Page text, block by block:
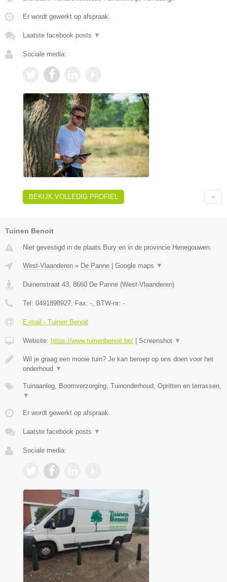
Er wordt gewerkt op afspraak.
Laatste facebook posts ▼
Sociale media:
BEKIJK VOLLEDIG PROFIEL
Tuinen Benoit
Niet gevestigd in de plaats Bury en in de provincie Henegouwen.
West-Vlaanderen » De Panne | Google maps ▼
Duinenstraat 43 8660 De Panne (West-Vlaanderen)
Tel: 0491898927 , Fax: - , BTW-nr: -
E-mail › Tuinen Benoit
Website: https://www.tuinenbenoit.be/ | Screenshot ▼
Wil je graag een mooie tuin? Je kan beroep op ons doen voor het
onderhoud ▼
Tuinaanleg, Boomverzorging, Tuinonderhoud, Opritten en terrassen,
▼
Er wordt gewerkt op afspraak.
Laatste facebook posts ▼
Sociale media: